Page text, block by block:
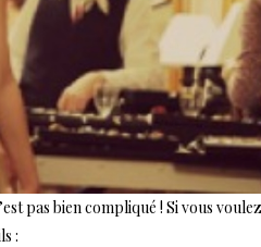
pas bien compliqué ! Si vous
: